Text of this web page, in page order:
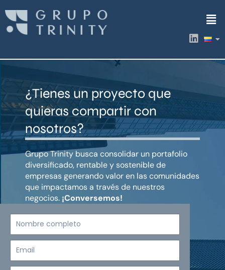
contenido
L
i
k
i
¿Tienes un proyecto que
quieras compartir con
nosotros?
Grupo Trinity busca consolidar un portafolio
diversificado, rentable y sostenible de
empresas generando valor en las comunidades
que impactamos a través de nuestros
negocios. ¡Conversemos!